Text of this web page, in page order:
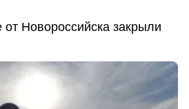
Новороссийска закрыли